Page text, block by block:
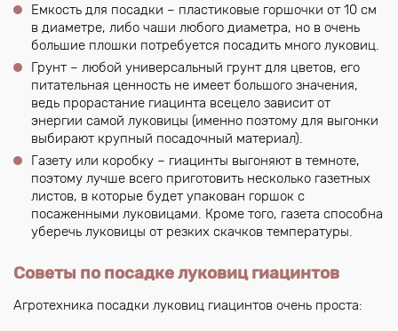
Емкость для посадки – пластиковые горшочки от 10 см
в диаметре, либо чаши любого диаметра, но в очень
большие плошки потребуется посадить много луковиц.
Грунт – любой универсальный грунт для цветов, его
питательная ценность не имеет большого значения,
ведь прорастание гиацинта всецело зависит от
энергии самой луковицы (именно поэтому для выгонки
выбирают крупный посадочный материал).
Газету или коробку – гиацинты выгоняют в темноте,
поэтому лучше всего приготовить несколько газетных
листов, в которые будет упакован горшок с
посаженными луковицами. Кроме того, газета способна
уберечь луковицы от резких скачков температуры.
Советы по посадке луковиц гиацинтов
Агротехника посадки луковиц гиацинтов очень проста: